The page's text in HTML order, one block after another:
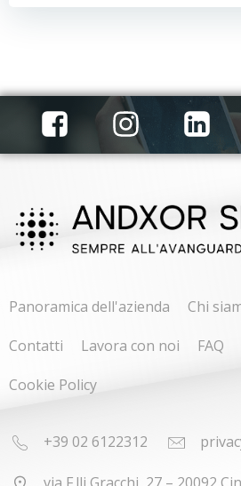
Panoramica dell'azienda Chi
Contatti
Lavora con noi FAQ
Cookie Policy
+39 02 6122312